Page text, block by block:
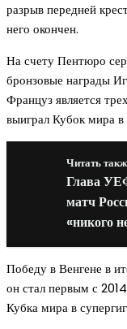
разрыв передней
него окончен.
На счету Пентюро
бронзовые награды
Француз является
выиграл Кубок мира
Читать
Глава
матч
«никого
Победу в Венгене в
он стал первым с
Кубка мира в